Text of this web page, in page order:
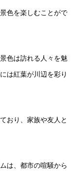
色を楽しむことがで
色は訪れる人々を魅
は紅葉が川辺を彩り
おり、家族や友人と
は、都市の喧騒から